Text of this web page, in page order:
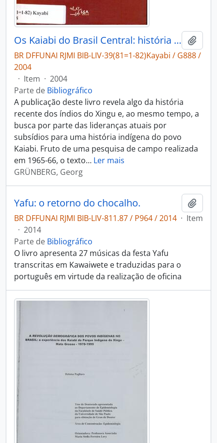
Os Kaiabi do Brasil Central: história e etnografia.
BR DFFUNAI RJMI BIB-LIV-39(81=1-82)Kayabi / G888 /
2004
· Item · 2004
Parte de Bibliográfico
A publicação deste livro revela algo da história
recente dos índios do Xingu e, ao mesmo tempo, a
busca por parte das lideranças atuais por
subsídios para uma história indígena do povo
Kaiabi. Fruto de uma pesquisa de campo realizada
em 1965-66, o texto… Ler mais
GRÜNBERG, Georg
Yafu: o retorno do chocalho.
BR DFFUNAI RJMI BIB-LIV-811.87 / P964 / 2014 · Item
· 2014
Parte de Bibliográfico
O livro apresenta 27 músicas da festa Yafu
transcritas em Kawaiwete e traduzidas para o
português em virtude da realização de oficina